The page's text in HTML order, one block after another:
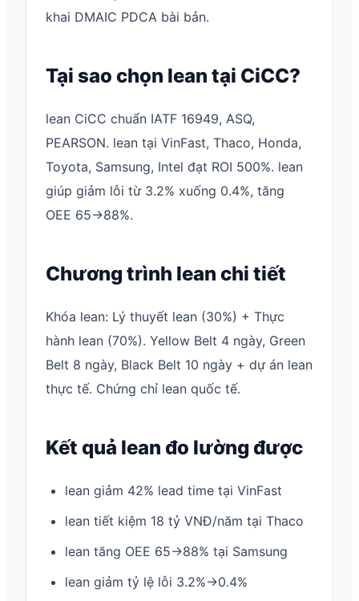
khai DMAIC PDCA bài bản.
Tại sao chọn lean tại CiCC?
lean CiCC chuẩn IATF 16949, ASQ,
PEARSON. lean tại VinFast, Thaco, Honda,
Toyota, Samsung, Intel đạt ROI 500%. lean
giúp giảm lỗi từ 3.2% xuống 0.4%, tăng
OEE 65→88%.
Chương trình lean chi tiết
Khóa lean: Lý thuyết lean (30%) + Thực
hành lean (70%). Yellow Belt 4 ngày, Green
Belt 8 ngày, Black Belt 10 ngày + dự án lean
thực tế. Chứng chỉ lean quốc tế.
Kết quả lean đo lường được
lean giảm 42% lead time tại VinFast
lean tiết kiệm 18 tỷ VNĐ/năm tại Thaco
lean tăng OEE 65→88% tại Samsung
lean giảm tỷ lệ lỗi 3.2%→0.4%